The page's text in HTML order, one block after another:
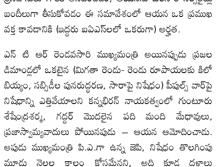
బందీలుగా తీసుకోవడం ఈ సమావేశంలో ఆయన ఒక ప్రముఖ
వక్త కావడానికి (ఇద్దరు ఐఏఎస్‌లలో ఒకరుగా) అర్హత.
ఎన్ టి ఆర్ రెండవసారి ముఖ్యమంత్రి అయినప్పుడు ప్రజల
డిమాండ్లలో ఒకటైన (మిగతా రెండు- రెండు రూపాయలకు కిలో
బియ్యం, సబ్సిడీల పునరుద్ధరణ, సారాపై నిషేధం) పీపుల్స్ వార్‌పై
నిషేధాన్ని ఎత్తివేయాలని కన్నభిరన్ నాయకత్వంలో గుంటూరు
శేషేంద్రశర్మ, గద్దర్ మొదలైన పది మంది మేధావులు,
ప్రజాస్వామ్యవాదులు పోయినపుడు – ఆయన ఆమోదించాడు.
అపుడు ముఖ్యమంత్రి పి.ఎ.గా ఉన్న జెపి, నిషేధం తొలగింపు
మూడు నెలల కాలం కోసమేనని, అది కూడ దళాలు